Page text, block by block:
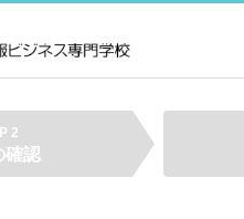
2
確認